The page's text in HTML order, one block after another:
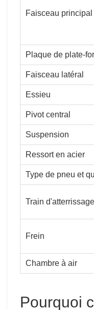
Faisceau principal
Plaque de plate-
Faisceau latéral
Essieu
Pivot central
Suspension
Ressort en acier
Type de pneu et
Train d'atterrissage
Frein
Chambre à air
Pourquoi